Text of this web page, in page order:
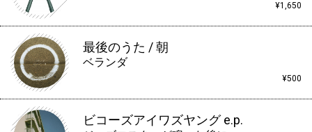
¥1,650
最後のうた / 朝
ベランダ
¥500
ビコーズアイワズヤング e.p.